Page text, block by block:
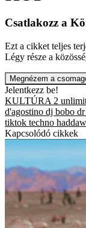
Csatlakozz a
Ezt a cikket teljes
Légy része a
Megnézem a
Jelentkezz be!
KULTÚRA 2
d'agostino dj bobo
tiktok techno
Kapcsolódó cikkek